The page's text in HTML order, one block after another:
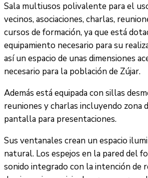
Sala multiusos polivalente para el
vecinos, asociaciones, charlas,
cursos de formación, ya que está
equipamiento necesario para su
así un espacio de unas dimensiones
necesario para la población de Zújar.
Además está equipada con sillas
reuniones y charlas incluyendo zona
pantalla para presentaciones.
Sus ventanales crean un espacio
natural. Los espejos en la pared del
sonido integrado con la intención de